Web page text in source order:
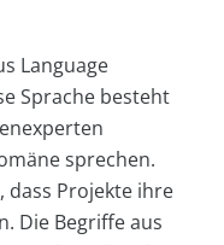
Language
Sprache besteht
sprechen.
dass Projekte ihre
Die Begriffe aus